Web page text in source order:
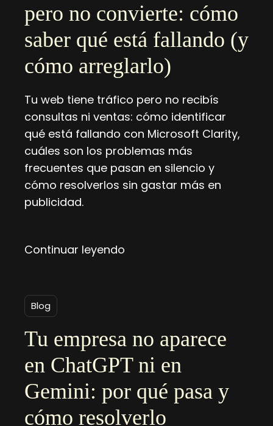
pero no convierte: cómo
saber qué está fallando (y
cómo arreglarlo)
Tu web tiene tráfico pero no recibís
consultas ni ventas: cómo identificar
qué está fallando con Microsoft Clarity,
cuáles son los problemas más
frecuentes que pasan en silencio y
cómo resolverlos sin gastar más en
publicidad.
Continuar leyendo
Blog
Tu empresa no aparece
en ChatGPT ni en
Gemini: por qué pasa y
cómo resolverlo